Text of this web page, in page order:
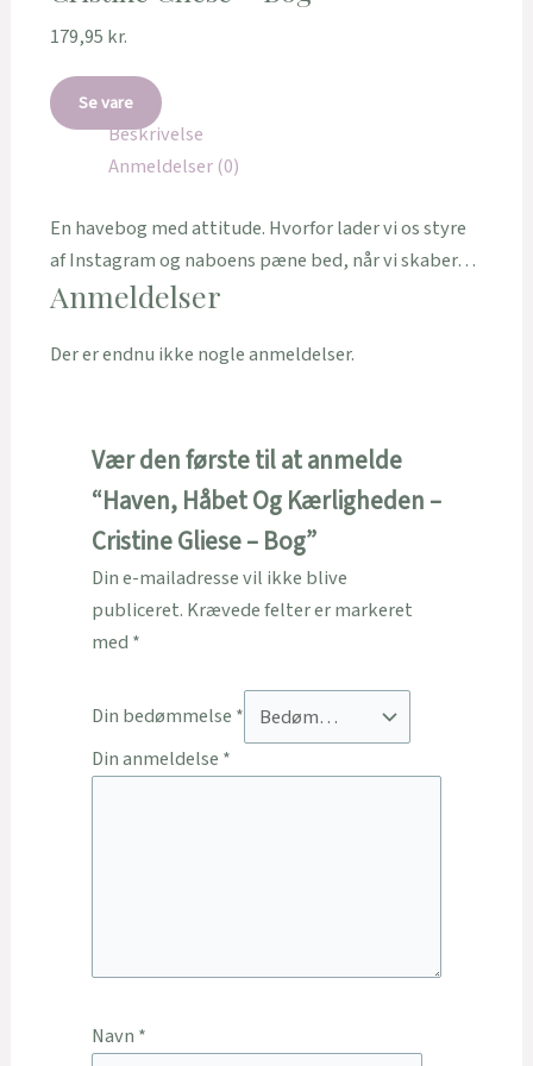
179,95 kr.
Se vare
Beskrivelse
Anmeldelser (0)
En havebog med attitude. Hvorfor lader vi os styre
af Instagram og naboens pæne bed, når vi skaber…
Anmeldelser
Der er endnu ikke nogle anmeldelser.
Vær den første til at anmelde
“Haven, Håbet Og Kærligheden –
Cristine Gliese – Bog”
Din e-mailadresse vil ikke blive
publiceret. Krævede felter er markeret
med *
Din bedømmelse *
Din anmeldelse *
Navn *